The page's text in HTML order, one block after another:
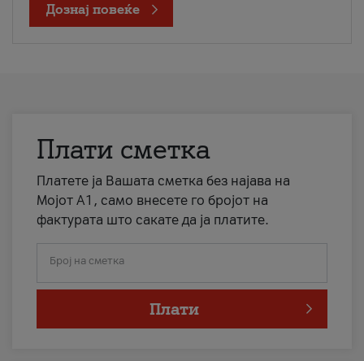
Дознај повеќе
Плати сметка
Платете ја Вашата сметка без најава на
Мојот А1, само внесете го бројот на
фактурата што сакате да ја платите.
Број на сметка
Плати